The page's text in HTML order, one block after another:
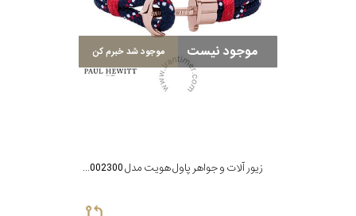
موجود نیست موجود شد خبرم کن
زیور آلات و جواهر پاول هویت مدل PH002300